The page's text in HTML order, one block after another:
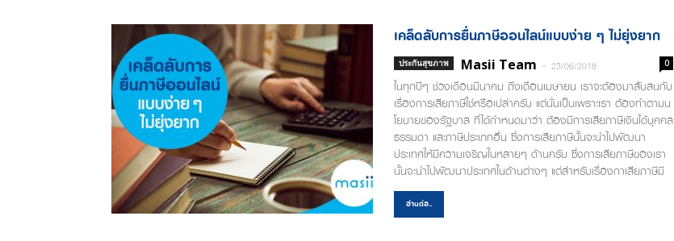
หมดเนื้อหมดตัวไปอย่างแน่นอน เพราะเราจะมีประกันไว้คอยช่วย
กระจายความเสี่ยง และก่อนที่เราจะเลือกทำประกันในประเภทนี้ เรา
ควรเลือกจากการหาข้อมูลว่า บริษัทที่เราสนใจอยู่นั้นมีความมั่นคง
และความน่าเชื่อถือมากแค่ไหน เผื่อวันใดมีเหตุเกิดขึ้น เราจะได้รับเงิน
ชดเชยแน่นอนครับ 2.การทำประกันภัยอุบัติเหตุ และยานพาหนะ
ถึงแม้ว่าตามกฏหมายจะมีการบังคับผู้ที่มีรถยนต์และรถ
จักรยานยนต์จะต้องทำ พรบ. ควบคู่ไปอยู่แล้วก็ตาม แต่ เราในฐานะ
ผู้ใช้รถใช้ถนน...
เคล็ดลับการยื่นภาษีออนไลน์แบบง่าย ๆ ไม่ยุ่งยาก
ประกันสุขภาพ Masii Team - 23/06/2018 0
ในทุกปีๆ ช่วงเดือนมีนาคม ถึงเดือนเมษายน เราจะต้องมาสับสนกับ
เรื่องการเสียภาษีใช่หรือเปล่าครับ แต่นั่นเป็นเพราะเรา ต้องทำตามน
โยบายของรัฐบาล ที่ได้กำหนดมาว่า ต้องมีการเสียภาษีเงินได้บุคคล
ธรรมดา และภาษีประเภทอื่น ซึ่งการเสียภาษีนั้นจะนำไปพัฒนา
ประเทศให้มีความเจริญในหลายๆ ด้านครับ ซึ่งการเสียภาษีของเรา
นั้นจะนำไปพัฒนาประเทศในด้านต่างๆ แต่สำหรับเรื่องกาเสียภาษีมี
ขั้นตอนยุ่งยาก แต่ในปัจจุบันการเสียภาษีทางออนไลน์กลับเป็นเรื่อง
ที่ง่าย ทุกคนสามารถทำได้เอง เคล็ดลับการยื่นภาษีออนไลน์แบบ
ง่าย ๆ ไม่ยุ่งยาก ขั้นตอนในการยื่นภาษีออนไลน์แบบง่ายๆ เข้าไป
อ่านต่อ..